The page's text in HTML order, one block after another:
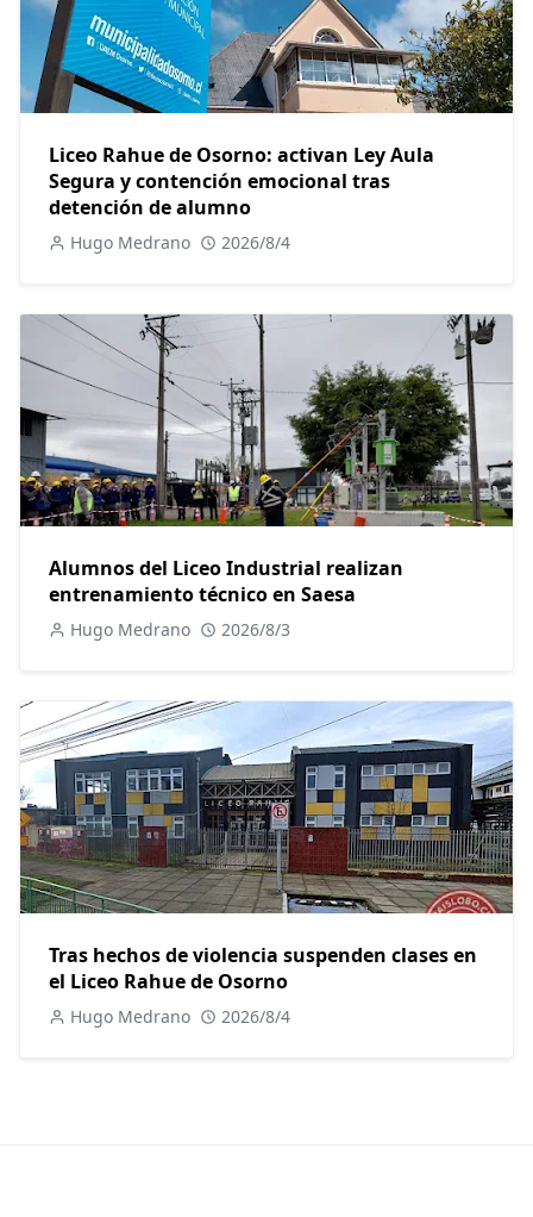
Liceo Rahue de Osorno: activan Ley Aula
Segura y contención emocional tras
detención de alumno
Hugo Medrano 2026/8/4
Alumnos del Liceo Industrial realizan
entrenamiento técnico en Saesa
Hugo Medrano 2026/8/3
Tras hechos de violencia suspenden clases en
el Liceo Rahue de Osorno
Hugo Medrano 2026/8/4